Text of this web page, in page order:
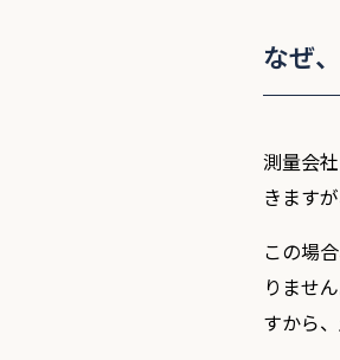
なぜ
測量会
きます
この場
りませ
すから